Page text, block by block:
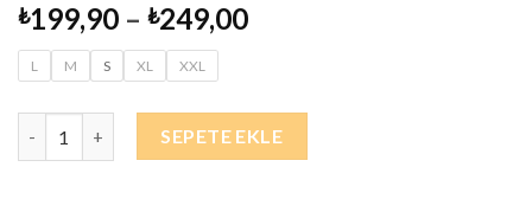
₺199,90 – ₺249,00
L M S XL XXL
Biofix Epifix Plus (Silikon Destekli Elastik Dirseklik) BA-20301
SEPETE EKLE